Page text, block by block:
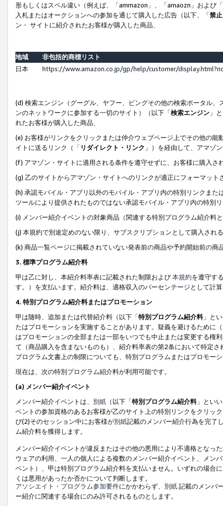
形もしくはスペル違い（例えば、「ammazon」、「amaozn」および
入札またはオークションへの参加を通じて購入した広告（以下、「禁
ン・ サイトに紹介されたお客様が購入した商品、
地域
非包括的商標リスト
日本
https://www.amazon.co.jp/gp/help/customer/
(d) 検索エンジン（グーグル、ヤフー、ビングその他の検索ポータル
ンのネットワークに参加する一切のサイト）（以下「検索エンジン 」
れたお客様が購入した商品、
(e) お客様がリンクをクリックまたは仲介ウェブページ上でその他の
イトに送るリンク（「 リダイレクト・リンク 」）を経由して、アマゾ
(f) アマゾン・サイトに適用される条件を遵守せずに、お客様に購入さ
(g) 乙のサイトからアマゾン・サイトへのリンクが適正にフォーマッ
(h) 承認モバイル・アプリ以外のモバイル・アプリ内の特別リンクま
ツールにより提供されたものではない承認モバイル・アプリ内の特別
(i) メンバー紹介イベントの対象商品（関連する特別プログラム紹介料
(j) 本規約で別途定めのない限り、サブスクリプションとして購入され
(k) 商品一覧ページに掲載されていない発表前の商品や予約開始前の商
3. 標準プログラム紹介料
甲は乙に対し、本紹介料率表に記載された制限および本規約を遵守す
す。）を支払います。紹介料は、適格収入のパーセンテージとして計
4. 特別プログラム紹介料またはプロモーション
甲は随時、追加または代替紹介料（以下「特別プログラム紹介料」と
たはプロモーションを実施することがあります。疑義を避けるために
はプロモーションの全部または一部をいつでも中止または変更する権
て（商品購入を含まないものも）、紹介料率表の第2条において特定
プログラム文書上の制限についても、特別プログラムまたはプロモー
現在は、次の特別プログラム紹介料が利用可能です。
(a) メンバー紹介イベント
メンバー紹介イベントは、 別紙 （以下「特別プログラム紹介料」とい
ベントの参加資格のあるお客様が乙のサイト上の特別リンクをクリッ
び(2)そのセッション中にお客様が別紙記載のメンバー紹介行為を完了
ム紹介料を獲得します。
メンバー紹介イベントが違反またはその他の悪用により不適格となっ
ウェアの利用、一人の個人による複数のメンバー紹介イベント、メン
ベント）、甲は特別プログラム紹介料を支払いません。いずれの場合
くは悪用があったか否かについて判断します。
アソシエイト・プログラム参加要件にかかわらず、 別紙記載のメンバ
ー紹介に関連する場合にのみ許可されるものとします。